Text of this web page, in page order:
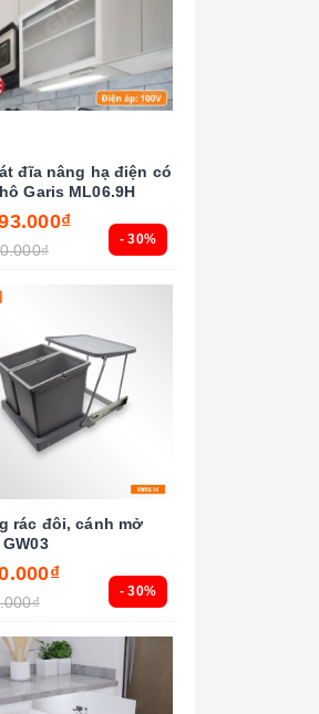
- 30%
đĩa nâng hạ điện có
Garis ML06.9H
- 30%
rác đôi, cánh mở